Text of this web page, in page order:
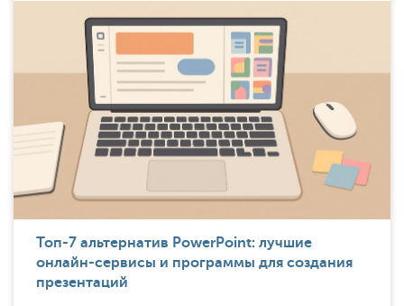
Топ-7 альтернатив PowerPoint: лучшие
онлайн-сервисы и программы для создания
презентаций